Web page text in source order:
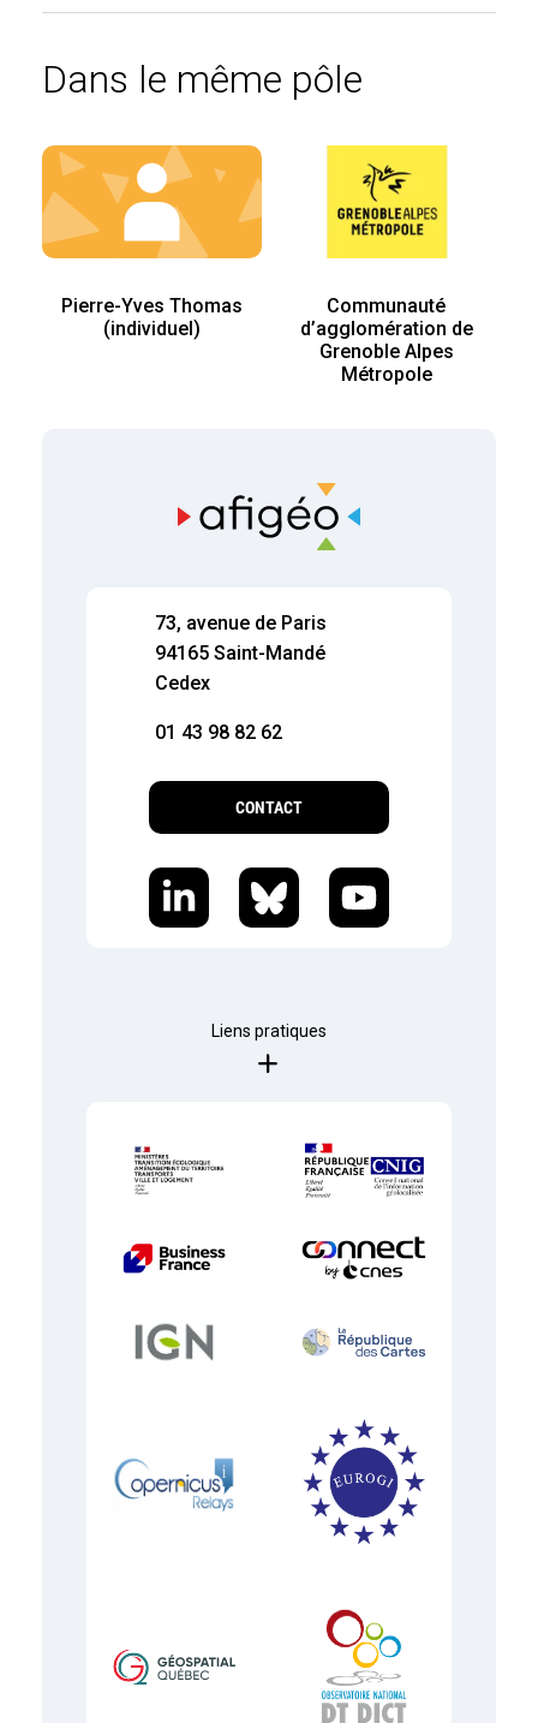
Dans le même pôle
Pierre-Yves Thomas
(individuel)
Communauté
d’agglomération de
Grenoble Alpes
Métropole
73, avenue de Paris
94165 Saint-Mandé
Cedex
01 43 98 82 62
CONTACT
Liens pratiques